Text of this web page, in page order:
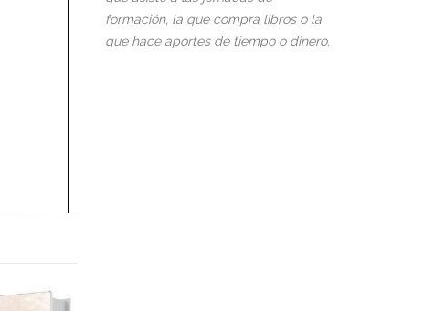
formación, la que compra libros o la
que hace aportes de tiempo o dinero.